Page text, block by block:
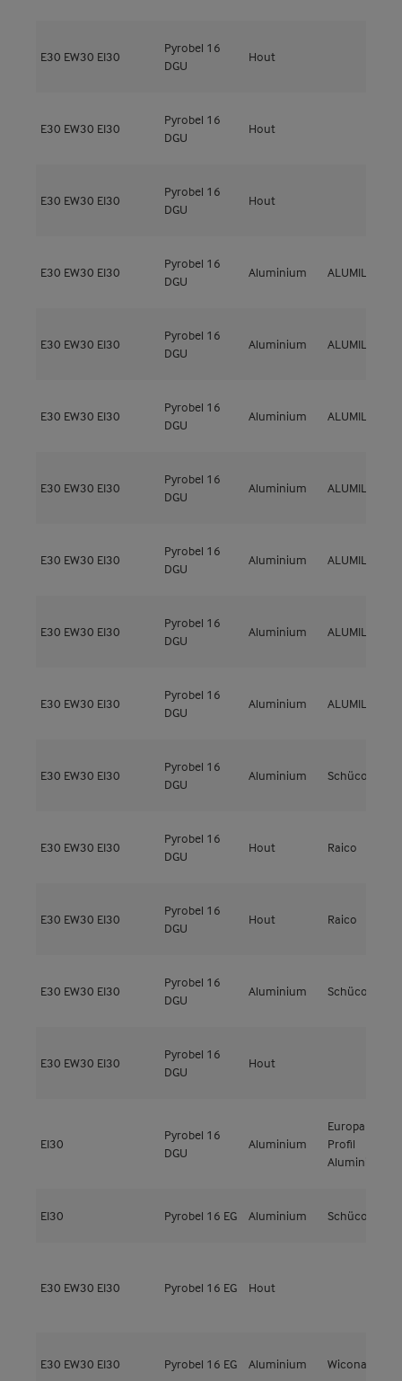
E30 EW30 EI30
Pyrobel 16
DGU
Hout
E30 EW30 EI30
Pyrobel 16
DGU
Hout
E30 EW30 EI30
Pyrobel 16
DGU
Hout
E30 EW30 EI30
Pyrobel 16
DGU
Aluminium ALUMIL
E30 EW30 EI30
Pyrobel 16
DGU
Aluminium ALUMIL
E30 EW30 EI30
Pyrobel 16
DGU
Aluminium ALUMIL
E30 EW30 EI30
Pyrobel 16
DGU
Aluminium ALUMIL
E30 EW30 EI30
Pyrobel 16
DGU
Aluminium ALUMIL
E30 EW30 EI30
Pyrobel 16
DGU
Aluminium ALUMIL
E30 EW30 EI30
Pyrobel 16
DGU
Aluminium ALUMIL
E30 EW30 EI30
Pyrobel 16
DGU
Aluminium Schüco
E30 EW30 EI30
Pyrobel 16
DGU
Hout Raico
E30 EW30 EI30
Pyrobel 16
DGU
Hout Raico
E30 EW30 EI30
Pyrobel 16
DGU
Aluminium Schüco
E30 EW30 EI30
Pyrobel 16
DGU
Hout
EI30
Pyrobel 16
DGU
Aluminium
Europa
Profil
Aluminio
EI30 Pyrobel 16 EG Aluminium Schüco
E30 EW30 EI30 Pyrobel 16 EG Hout
E30 EW30 EI30 Pyrobel 16 EG Aluminium Wicona